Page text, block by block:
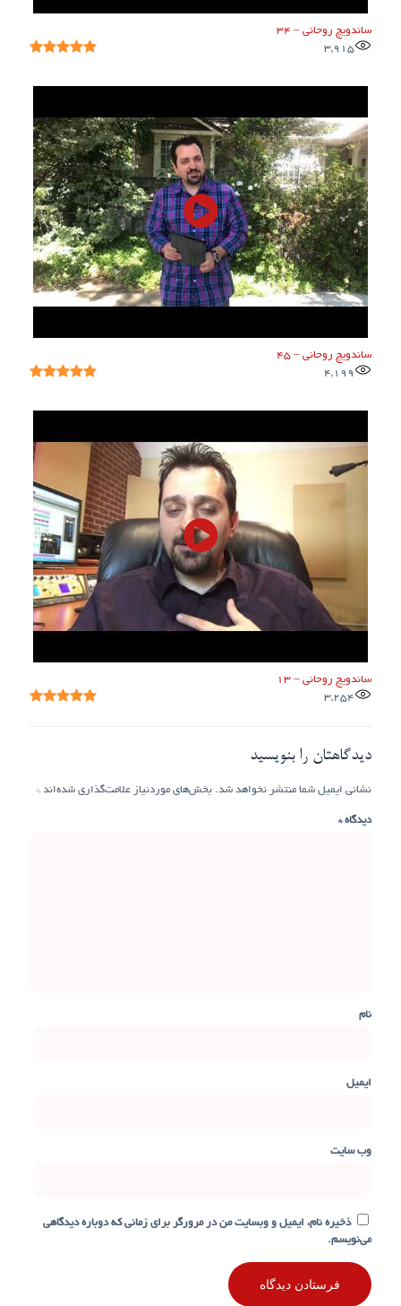
ساندویچ روحانی – 34
3,915
ساندویچ روحانی – 45
4,199
ساندویچ روحانی – ۱۳
3,254
دیدگاهتان را بنویسید
نشانی ایمیل شما منتشر نخواهد شد. بخش‌های موردنیاز علامت‌گذاری شده‌اند *
دیدگاه*
نام
ایمیل
وب‌ سایت
ذخیره نام، ایمیل و وبسایت من در مرورگر برای زمانی که دوباره دیدگاهی
می‌نویسم.